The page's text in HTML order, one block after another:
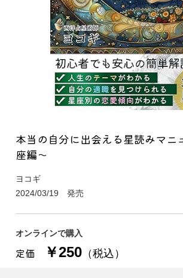
本当の自分に出会える星読みマニ
座編～
ヨコギ
2024/03/19 発売
オンラインで購入
定価 ￥250 （税込）